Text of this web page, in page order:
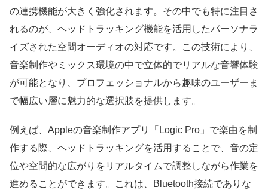
の連携機能が大きく強化されます。その中でも特に注目さ
れるのが、ヘッドトラッキング機能を活用したパーソナラ
イズされた空間オーディオの対応です。この技術により、
音楽制作やミックス環境の中で立体的でリアルな音響体験
が可能となり、プロフェッショナルから趣味のユーザーま
で幅広い層に魅力的な選択肢を提供します。
例えば、Appleの音楽制作アプリ「Logic Pro」で楽曲を制
作する際、ヘッドトラッキングを活用することで、音の定
位や空間的な広がりをリアルタイムで調整しながら作業を
進めることができます。これは、Bluetooth接続でありな